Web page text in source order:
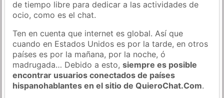
de tiempo libre para dedicar a las actividades de
ocio, como es el chat.
Ten en cuenta que internet es global. Así que
cuando en Estados Unidos es por la tarde, en otros
países es por la mañana, por la noche, ó
madrugada… Debido a esto,siempre es posible
encontrar usuarios conectados de países
hispanohablantes en el sitio de QuieroChat.Com.